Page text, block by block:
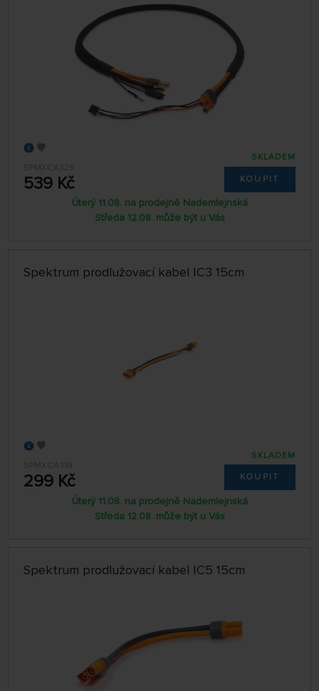
SPMXCA329
539 Kč
SKLADEM
KOUPIT
Úterý 11.08. na prodejně Nademlejnská
Středa 12.08. může být u Vás
Spektrum prodlužovací kabel IC3 15cm
SPMXCA319
299 Kč
SKLADEM
KOUPIT
Úterý 11.08. na prodejně Nademlejnská
Středa 12.08. může být u Vás
Spektrum prodlužovací kabel IC5 15cm